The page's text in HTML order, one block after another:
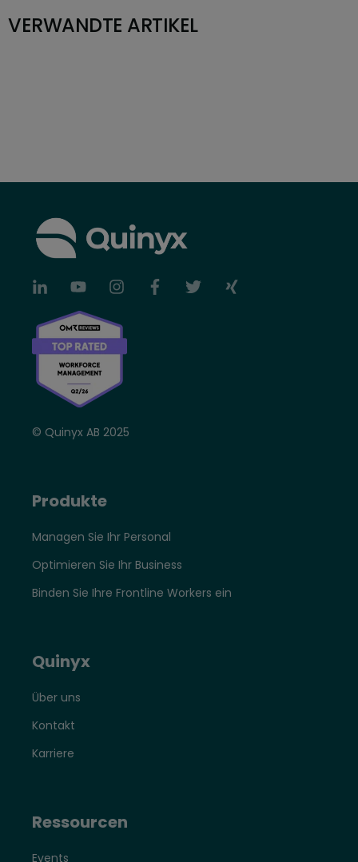
VERWANDTE ARTIKEL
© Quinyx AB 2025
Produkte
Managen Sie Ihr Personal
Optimieren Sie Ihr Business
Binden Sie Ihre Frontline Workers ein
Quinyx
Über uns
Kontakt
Karriere
Ressourcen
Events